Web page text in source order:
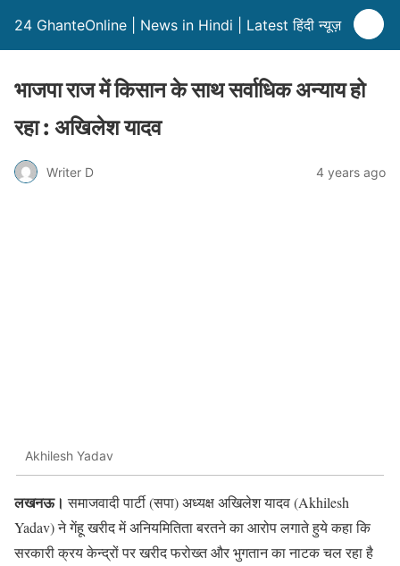
24 GhanteOnline | News in Hindi | Latest हिंदी न्यूज़
भाजपा राज में किसान के साथ सर्वाधिक अन्याय हो
रहा : अखिलेश यादव
Writer D 4 years ago
Akhilesh Yadav
लखनऊ। समाजवादी पार्टी (सपा) अध्यक्ष अखिलेश यादव (Akhilesh
Yadav) ने गेंहू खरीद में अनियमितिता बरतने का आरोप लगाते हुये कहा कि
सरकारी क्रय केन्द्रों पर खरीद फरोख्त और भुगतान का नाटक चल रहा है